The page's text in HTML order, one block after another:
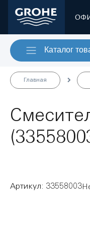
Каталог
Главная
33558003